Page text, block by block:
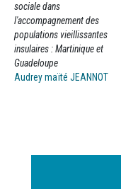
sociale dans
l'accompagnement des
populations vieillissantes
insulaires : Martinique et
Guadeloupe
Audrey maïté JEANNOT